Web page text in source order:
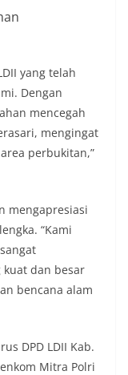
yang telah
Dengan
mencegah
mengingat
perbukitan,”
mengapresiasi
“Kami
kuat dan besar
bencana alam
DPD LDII Kab.
Mitra Polri